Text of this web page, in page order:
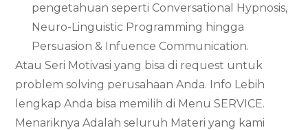
pengetahuan seperti Conversational Hypnosis,
Neuro-Linguistic Programming hingga
Persuasion & Infuence Communication.
Atau Seri Motivasi yang bisa di request untuk
problem solving perusahaan Anda. Info Lebih
lengkap Anda bisa memilih di Menu SERVICE.
Menariknya Adalah seluruh Materi yang kami